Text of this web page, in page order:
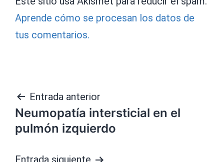
Aprende cómo se procesan los datos de
tus comentarios.
Navegación
de
Entrada anterior
Neumopatía intersticial en el
pulmón izquierdo